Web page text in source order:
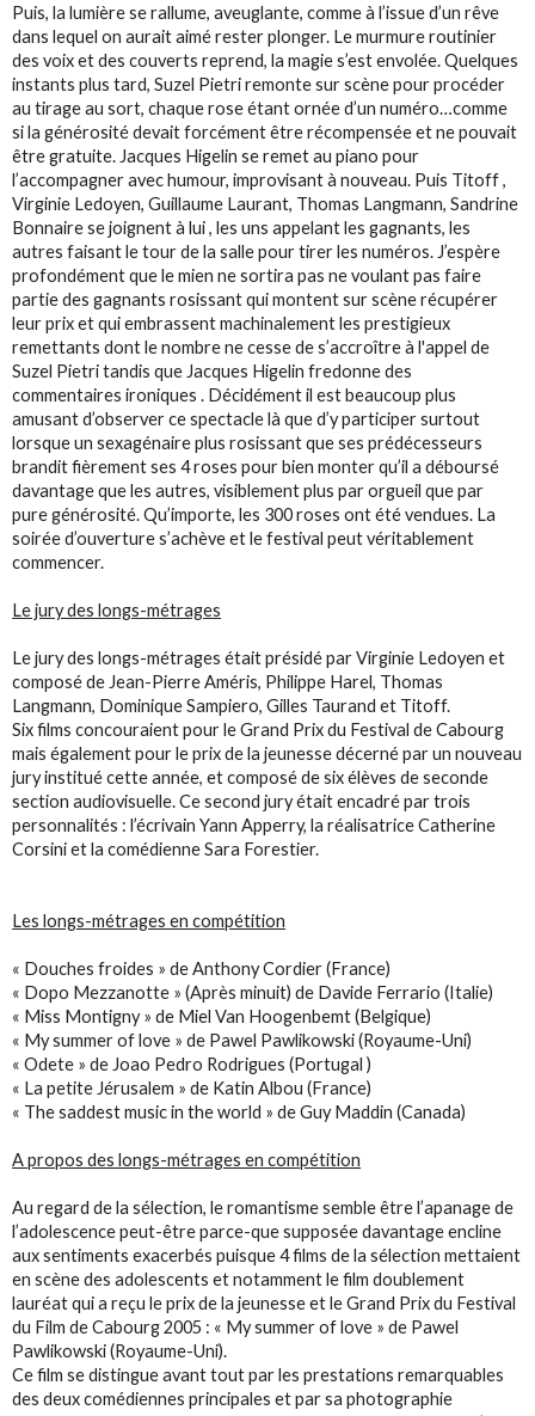
Puis, la lumière se rallume, aveuglante, comme à l’issue d’un rêve
dans lequel on aurait aimé rester plonger. Le murmure routinier
des voix et des couverts reprend, la magie s’est envolée. Quelques
instants plus tard, Suzel Pietri remonte sur scène pour procéder
au tirage au sort, chaque rose étant ornée d’un numéro…comme
si la générosité devait forcément être récompensée et ne pouvait
être gratuite. Jacques Higelin se remet au piano pour
l’accompagner avec humour, improvisant à nouveau. Puis Titoff ,
Virginie Ledoyen, Guillaume Laurant, Thomas Langmann, Sandrine
Bonnaire se joignent à lui , les uns appelant les gagnants, les
autres faisant le tour de la salle pour tirer les numéros. J’espère
profondément que le mien ne sortira pas ne voulant pas faire
partie des gagnants rosissant qui montent sur scène récupérer
leur prix et qui embrassent machinalement les prestigieux
remettants dont le nombre ne cesse de s’accroître à l'appel de
Suzel Pietri tandis que Jacques Higelin fredonne des
commentaires ironiques . Décidément il est beaucoup plus
amusant d’observer ce spectacle là que d’y participer surtout
lorsque un sexagénaire plus rosissant que ses prédécesseurs
brandit fièrement ses 4 roses pour bien monter qu’il a déboursé
davantage que les autres, visiblement plus par orgueil que par
pure générosité. Qu’importe, les 300 roses ont été vendues. La
soirée d’ouverture s’achève et le festival peut véritablement
commencer.
Le jury des longs-métrages
Le jury des longs-métrages était présidé par Virginie Ledoyen et
composé de Jean-Pierre Améris, Philippe Harel, Thomas
Langmann, Dominique Sampiero, Gilles Taurand et Titoff.
Six films concouraient pour le Grand Prix du Festival de Cabourg
mais également pour le prix de la jeunesse décerné par un nouveau
jury institué cette année, et composé de six élèves de seconde
section audiovisuelle. Ce second jury était encadré par trois
personnalités : l’écrivain Yann Apperry, la réalisatrice Catherine
Corsini et la comédienne Sara Forestier.
Les longs-métrages en compétition
« Douches froides » de Anthony Cordier (France)
« Dopo Mezzanotte » (Après minuit) de Davide Ferrario (Italie)
« Miss Montigny » de Miel Van Hoogenbemt (Belgique)
« My summer of love » de Pawel Pawlikowski (Royaume-Uni)
« Odete » de Joao Pedro Rodrigues (Portugal )
« La petite Jérusalem » de Katin Albou (France)
« The saddest music in the world » de Guy Maddin (Canada)
A propos des longs-métrages en compétition
Au regard de la sélection, le romantisme semble être l’apanage de
l’adolescence peut-être parce-que supposée davantage encline
aux sentiments exacerbés puisque 4 films de la sélection mettaient
en scène des adolescents et notamment le film doublement
lauréat qui a reçu le prix de la jeunesse et le Grand Prix du Festival
du Film de Cabourg 2005 : « My summer of love » de Pawel
Pawlikowski (Royaume-Uni).
Ce film se distingue avant tout par les prestations remarquables
des deux comédiennes principales et par sa photographie